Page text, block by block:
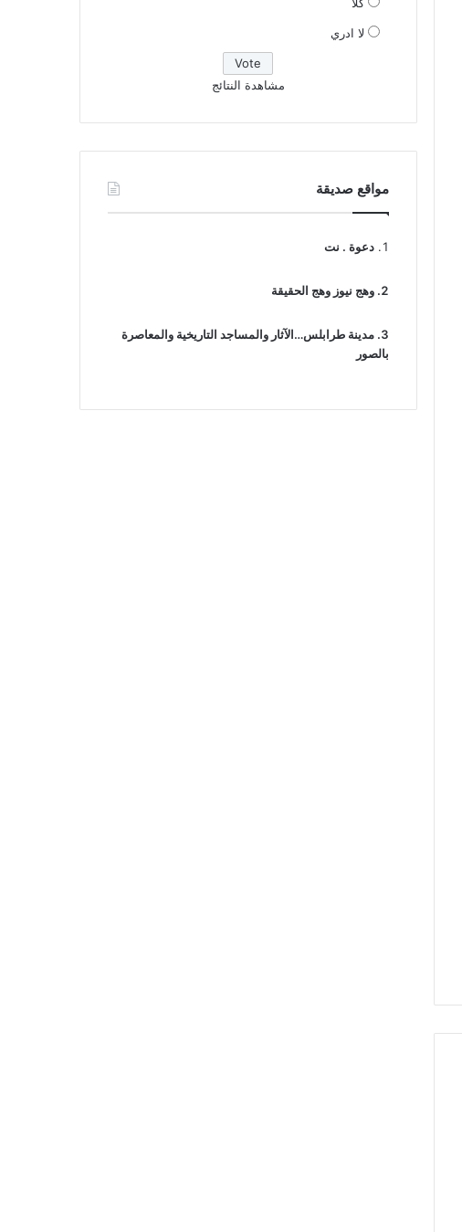
لا ادري
مشاهدة النتائج
مواقع صديقة
دعوة . نت
وهج نيوز وهج الحقيقة
مدينة طرابلس…الآثار والمساجد التاريخية والمعاصرة
بالصور